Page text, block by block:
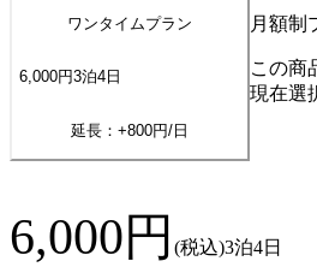
ワンタイムプラン
6,000円3泊4 日
延長：+800円/日
月額制
この商
現在選
6,000円 (税込)3泊4日